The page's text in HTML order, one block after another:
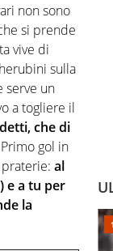
non sono
si prende
vive di
sulla
serve un
a togliere il
che di
gol in
al
e a tu per
la